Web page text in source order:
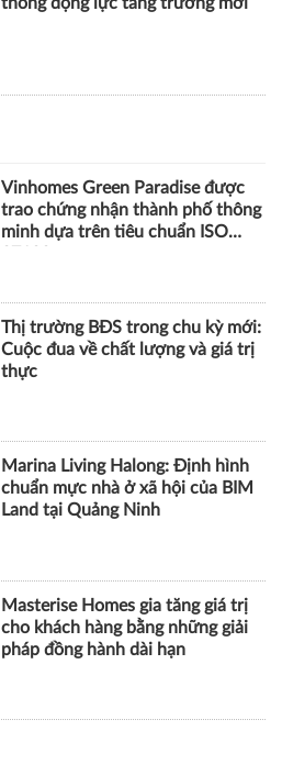
Thị trường BĐS trong chu kỳ mới:
Cuộc đua về chất lượng và giá trị
thực
Marina Living Halong: Định hình
chuẩn mực nhà ở xã hội của BIM
Land tại Quảng Ninh
Masterise Homes gia tăng giá trị
cho khách hàng bằng những giải
pháp đồng hành dài hạn
Cách Masan kiến tạo nội lực cho